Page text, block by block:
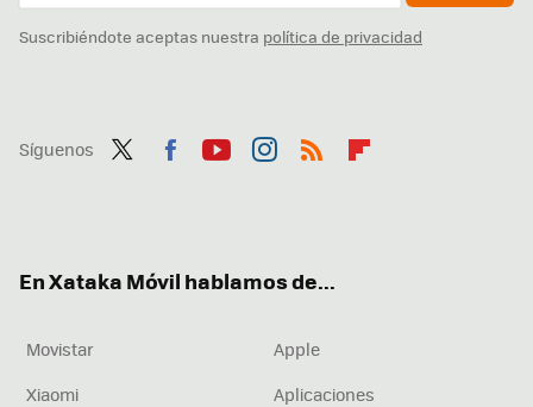
Suscribiéndote aceptas nuestra política de privacidad
Síguenos
En Xataka Móvil hablamos de...
Movistar
Apple
Xiaomi
Aplicaciones